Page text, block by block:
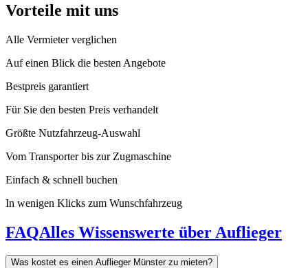
Vorteile mit uns
Alle Vermieter verglichen
Auf einen Blick die besten Angebote
Bestpreis garantiert
Für Sie den besten Preis verhandelt
Größte Nutzfahrzeug-Auswahl
Vom Transporter bis zur Zugmaschine
Einfach & schnell buchen
In wenigen Klicks zum Wunschfahrzeug
FAQAlles Wissenswerte über Auflieger
Was kostet es einen Auflieger Münster zu mieten?